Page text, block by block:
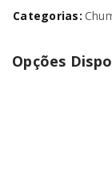
Categorias:
Opções